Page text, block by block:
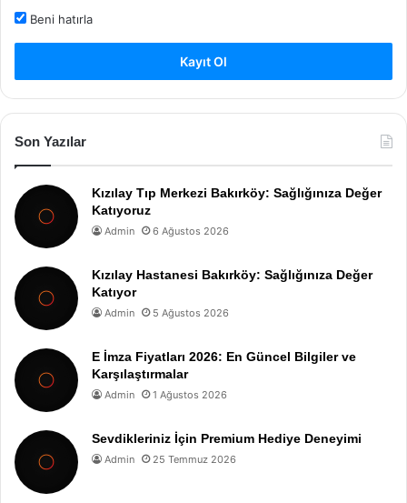
Beni hatırla
Kayıt Ol
Son Yazılar
Kızılay Tıp Merkezi Bakırköy: Sağlığınıza Değer
Katıyoruz
Admin 6 Ağustos 2026
Kızılay Hastanesi Bakırköy: Sağlığınıza Değer
Katıyor
Admin 5 Ağustos 2026
E İmza Fiyatları 2026: En Güncel Bilgiler ve
Karşılaştırmalar
Admin 1 Ağustos 2026
Sevdikleriniz İçin Premium Hediye Deneyimi
Admin 25 Temmuz 2026